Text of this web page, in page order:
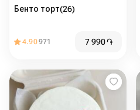
Бенто торт(26)
4.90971 7 990֏